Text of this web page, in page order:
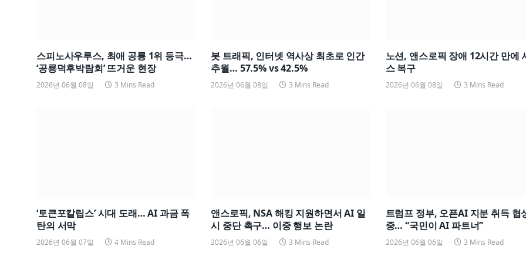
스피노사우루스, 최애 공룡 1위 등극…
‘공룡덕후박람회’ 뜨거운 현장
2026년 06월 08일 3 Mins Read
봇 트래픽, 인터넷 역사상 최초로 인간
추월… 57.5% vs 42.5%
2026년 06월 08일 3 Mins Read
노션, 앤스로픽 장애 12시간 만에
스 복구
2026년 06월 08일 3 Mins Read
‘토큰포칼립스’ 시대 도래… AI 과금 폭
탄의 서막
2026년 06월 07일 4 Mins Read
앤스로픽, NSA 해킹 지원하면서 AI 일
시 중단 촉구… 이중 행보 논란
2026년 06월 06일 3 Mins Read
트럼프 정부, 오픈AI 지분 취득 협
중… “국민이 AI 파트너”
2026년 06월 06일 3 Mins Read